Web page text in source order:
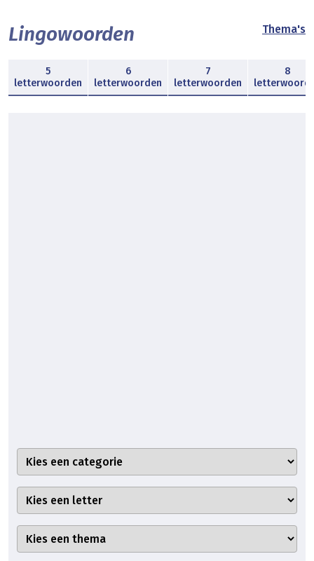
Lingowoorden Thema's
5
letterwoorden
6
letterwoorden
7
letterwoorden
8